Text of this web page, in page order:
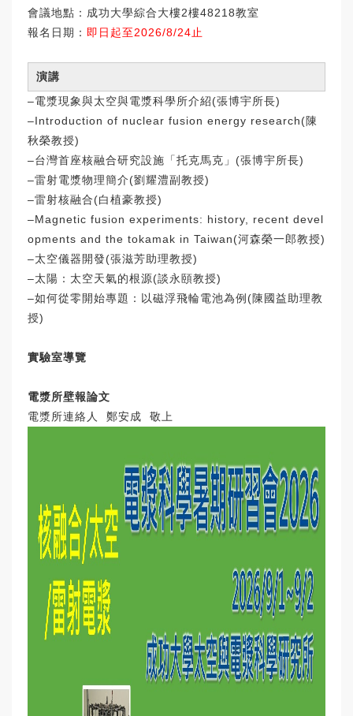
會議地點：成功大學綜合大樓2樓48218教室
報名日期： 即日起至2026/8/24止
演講
‒電漿現象與太空與電漿科學所介紹(張博宇所長)
‒Introduction of nuclear fusion energy research(陳
秋榮教授)
‒台灣首座核融合研究設施「托克馬克」(張博宇所長)
‒雷射電漿物理簡介(劉耀澧副教授)
‒雷射核融合(白植豪教授)
‒Magnetic fusion experiments: history, recent devel
opments and the tokamak in Taiwan(河森榮一郎教授)
‒太空儀器開發(張滋芳助理教授)
‒太陽：太空天氣的根源(談永頤教授)
‒如何從零開始專題：以磁浮飛輪電池為例(陳國益助理教
授)
實驗室導覽
電漿所壁報論文
電漿所連絡人 鄭安成 敬上